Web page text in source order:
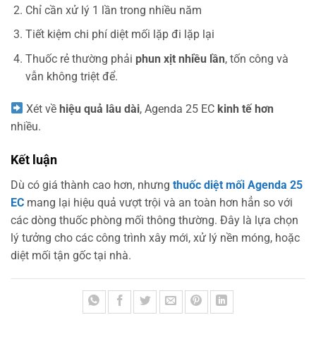
Chỉ cần xử lý 1 lần trong nhiều năm
Tiết kiệm chi phí diệt mối lặp đi lặp lại
Thuốc rẻ thường phải phun xịt nhiều lần, tốn công và
vẫn không triệt để.
Xét vềhiệu quả lâu dài, Agenda 25 EC kinh tế hơn
nhiều.
Kết luận
Dù có giá thành cao hơn, nhưng thuốc diệt mối Agenda 25
EC mang lại hiệu quả vượt trội và an toàn hơn hẳn so với
các dòng thuốc phòng mối thông thường. Đây là lựa chọn
lý tưởng cho các công trình xây mới, xử lý nền móng, hoặc
diệt mối tận gốc tại nhà.